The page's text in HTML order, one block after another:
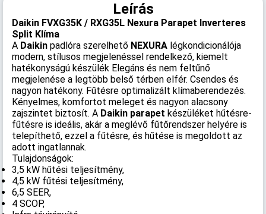
Leírás
Daikin FVXG35K / RXG35L Nexura Parapet Inverteres
Split Klíma
A Daikin padlóra szerelhető NEXURA légkondicionálója
modern, stílusos megjelenéssel rendelkező, kiemelt
hatékonyságú készülék Elegáns és nem feltűnő
megjelenése a legtöbb belső térben elfér. Csendes és
nagyon hatékony. Fűtésre optimalizált klímaberendezés.
Kényelmes, komfortot meleget és nagyon alacsony
zajszintet biztosít. A Daikin parapet készüléket hűtésre-
fűtésre is ideális, akár a meglévő fűtőrendszer helyére is
telepíthető, ezzel a fűtésre, és hűtése is megoldott az
adott ingatlannak.
Tulajdonságok:
3,5 kW hűtési teljesítmény,
4,5 kW fűtési teljesítmény,
6,5 SEER,
4 SCOP,